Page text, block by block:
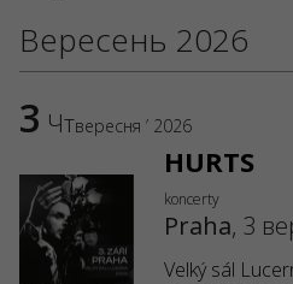
FOLLOW US
Warning! The processing of
at
help.karabas.com
Martial law
Gift ticket
List of cancelled and
Вересень 2026
3 Чтвересня ’ 2026
HURTS
koncerty
Praha, 3
Velký sál